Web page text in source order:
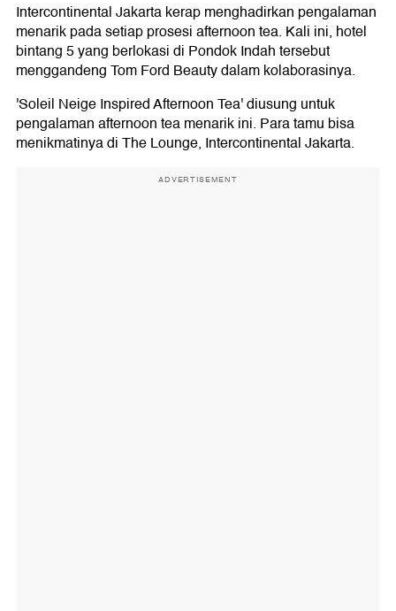
Intercontinental Jakarta kerap menghadirkan pengalaman
menarik pada setiap prosesi afternoon tea. Kali ini, hotel
bintang 5 yang berlokasi di Pondok Indah tersebut
menggandeng Tom Ford Beauty dalam kolaborasinya.
'Soleil Neige Inspired Afternoon Tea' diusung untuk
pengalaman afternoon tea menarik ini. Para tamu bisa
menikmatinya di The Lounge, Intercontinental Jakarta.
ADVERTISEMENT